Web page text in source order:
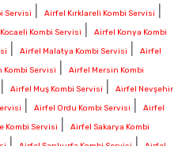
Servisi Airfel Kırklareli Kombi Servisi
Kombi Servisi
Airfel Konya Kombi
Airfel Malatya Kombi Servisi
Airfel
Kombi Servisi
Airfel Mersin Kombi
Airfel Muş Kombi Servisi
Airfel Nevşehir
Airfel Ordu Kombi Servisi
Airfel
Kombi Servisi
Airfel Sakarya Kombi